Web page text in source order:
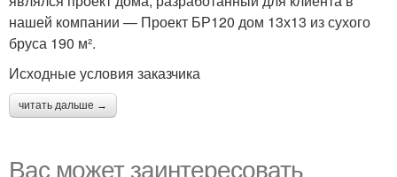
нашей компании — Проект БР120 дом 13х13 из сухого
бруса 190 м².
Исходные условия заказчика
читать дальше →
Вас может заинтересовать